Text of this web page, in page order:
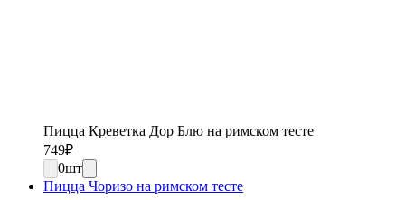
Пицца Креветка Дор Блю на римском тесте
749₽
0шт
Пицца Чоризо на римском тесте